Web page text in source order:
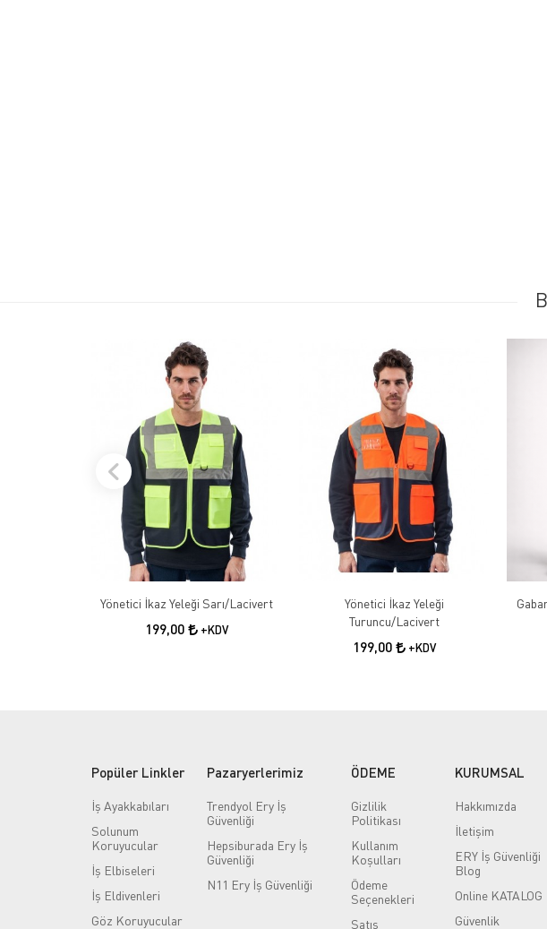
Yönetici İkaz Yeleği Sarı/Lacivert
199,00 +KDV
Yönetici İkaz Yeleği
Turuncu/Lacivert
199,00 +KDV
Popüler Linkler
İş Ayakkabıları
Solunum
Koruyucular
İş Elbiseleri
İş Eldivenleri
Göz Koruyucular
Pazaryerlerimiz
Trendyol Ery İş
Güvenliği
Hepsiburada Ery İş
Güvenliği
N11 Ery İş Güvenliği
ÖDEME
Gizlilik
Politikası
Kullanım
Koşulları
Ödeme
Seçenekleri
Satış
KURUMSAL
Hakkımızda
İletişim
ERY İş Güvenliği
Blog
Online KATALOG
Güvenlik